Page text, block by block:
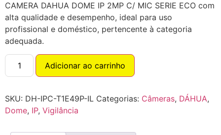
CAMERA DAHUA DOME IP 2MP C/ MIC SERIE ECO com
alta qualidade e desempenho, ideal para uso
profissional e doméstico, pertencente à categoria
adequada.
Adicionar ao carrinho
SKU: DH-IPC-T1E49P-IL Categorias: Câmeras, DÁHUA,
Dome, IP, Vigilância